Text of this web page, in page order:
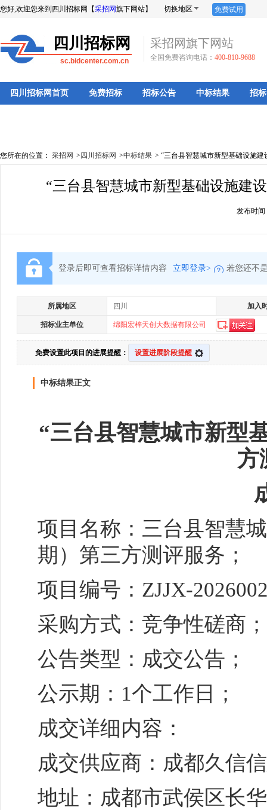
您好,欢迎您来到四川招标网【采招网旗下网站】 切换地区 免费试用
四川招标网
sc.bidcenter.com.cn
采招网旗下网站
全国免费咨询电话： 400-810-9688
四川招标网首页 免费招标 招标公告 中标结果 招
您所在的位置： 采招网 > 四川招标网 >中标结果 > “三台县智慧城市新型基础设施
“三台县智慧城市新型基础设施建
发布时间
登录后即可查看招标详情内容 立即登录> 若您还不
所属地区 四川 加入
招标业主单位 绵阳宏梓天创大数据有限公司
免费设置此项目的进展提醒： 设置进展阶段提醒
中标结果正文